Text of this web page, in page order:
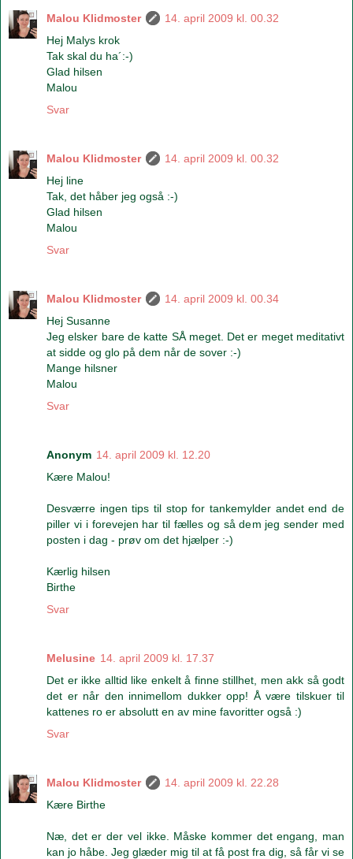
Malou Klidmoster
14. april 2009 kl. 00.32
Hej Malys krok
Tak skal du ha´:-)
Glad hilsen
Malou
Svar
Malou Klidmoster
14. april 2009 kl. 00.32
Hej line
Tak, det håber jeg også :-)
Glad hilsen
Malou
Svar
Malou Klidmoster
14. april 2009 kl. 00.34
Hej Susanne
Jeg elsker bare de katte SÅ meget. Det er meget meditativt
at sidde og glo på dem når de sover :-)
Mange hilsner
Malou
Svar
Anonym 14. april 2009 kl. 12.20
Kære Malou!
Desværre ingen tips til stop for tankemylder andet end de
piller vi i forevejen har til fælles og så dem jeg sender med
posten i dag - prøv om det hjælper :-)
Kærlig hilsen
Birthe
Svar
Melusine 14. april 2009 kl. 17.37
Det er ikke alltid like enkelt å finne stillhet, men akk så godt
det er når den innimellom dukker opp! Å være tilskuer til
kattenes ro er absolutt en av mine favoritter også :)
Svar
Malou Klidmoster
14. april 2009 kl. 22.28
Kære Birthe
Næ, det er der vel ikke. Måske kommer det engang, man
kan jo håbe. Jeg glæder mig til at få post fra dig, så får vi se